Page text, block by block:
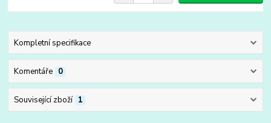
Kompletní specifikace
Komentáře 0
Související zboží 1